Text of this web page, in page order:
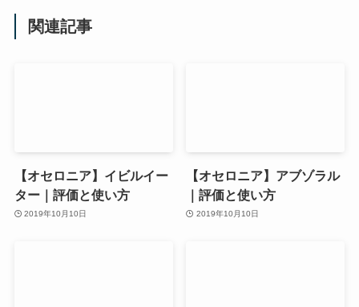
関連記事
【オセロニア】イビルイー
ター｜評価と使い方
2019年10月10日
【オセロニア】アブゾラル
｜評価と使い方
2019年10月10日